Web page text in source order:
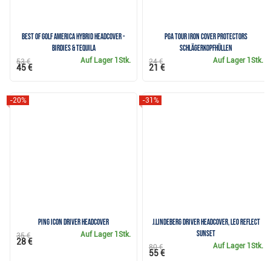
Best of Golf America hybrid headcover -
Birdies & Tequila
Auf Lager 1Stk.
53 €
45 €
PGA Tour Iron Cover Protectors
Schlägerkopfhüllen
Auf Lager 1Stk.
24 €
21 €
Ping Icon Driver Headcover
-20%
Auf Lager 1Stk.
35 €
28 €
J.Lindeberg Driver Headcover, leo reflect
sunset
-31%
Auf Lager 1Stk.
80 €
55 €